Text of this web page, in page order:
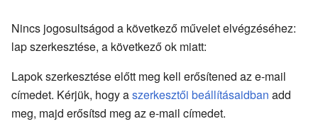
Nincs jogosultságod a következő művelet elvégzéséhez:
lap szerkesztése, a következő ok miatt:
Lapok szerkesztése előtt meg kell erősítened az e-mail
címedet. Kérjük, hogy aszerkesztői beállításaidban add
meg, majd erősítsd meg az e-mail címedet.